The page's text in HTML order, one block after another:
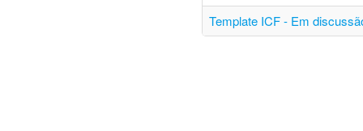
Template ICF - Em